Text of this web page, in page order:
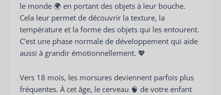
le monde 🌍 en portant des objets à leur bouche.
Cela leur permet de découvrir la texture, la
température et la forme des objets qui les entourent.
C’est une phase normale de développement qui aide
aussi à grandir émotionnellement. 💖
Vers 18 mois, les morsures deviennent parfois plus
fréquentes. À cet âge, le cerveau 🧠 de votre enfant